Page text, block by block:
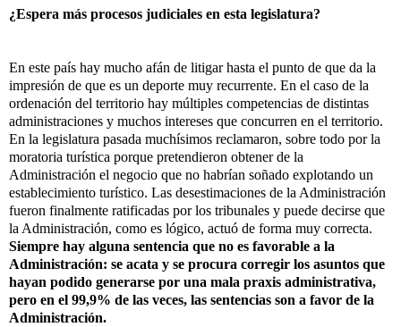
¿Espera más procesos judiciales en esta legislatura?
En este país hay mucho afán de litigar hasta el punto de que da la
impresión de que es un deporte muy recurrente. En el caso de la
ordenación del territorio hay múltiples competencias de distintas
administraciones y muchos intereses que concurren en el territorio.
En la legislatura pasada muchísimos reclamaron, sobre todo por la
moratoria turística porque pretendieron obtener de la
Administración el negocio que no habrían soñado explotando un
establecimiento turístico. Las desestimaciones de la Administración
fueron finalmente ratificadas por los tribunales y puede decirse que
la Administración, como es lógico, actuó de forma muy correcta.
Siempre hay alguna sentencia que no es favorable a la
Administración: se acata y se procura corregir los asuntos que
hayan podido generarse por una mala praxis administrativa,
pero en el 99,9% de las veces, las sentencias son a favor de la
Administración.